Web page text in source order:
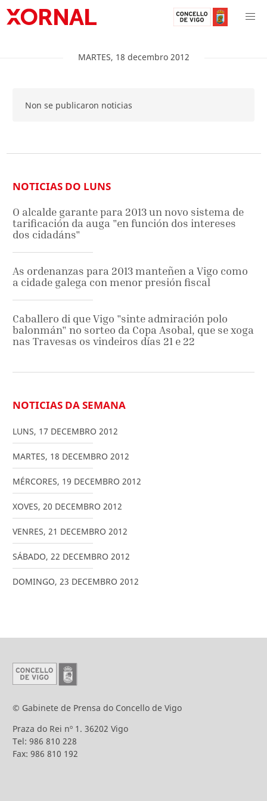
MARTES, 18 decembro 2012
Non se publicaron noticias
NOTICIAS DO LUNS
O alcalde garante para 2013 un novo sistema de
tarificación da auga "en función dos intereses
dos cidadáns"
As ordenanzas para 2013 manteñen a Vigo como
a cidade galega con menor presión fiscal
Caballero di que Vigo "sinte admiración polo
balonmán" no sorteo da Copa Asobal, que se xoga
nas Travesas os vindeiros días 21 e 22
NOTICIAS DA SEMANA
LUNS, 17 DECEMBRO 2012
MARTES, 18 DECEMBRO 2012
MÉRCORES, 19 DECEMBRO 2012
XOVES, 20 DECEMBRO 2012
VENRES, 21 DECEMBRO 2012
SÁBADO, 22 DECEMBRO 2012
DOMINGO, 23 DECEMBRO 2012
© Gabinete de Prensa do Concello de Vigo
Praza do Rei nº 1. 36202 Vigo
Tel: 986 810 228
Fax: 986 810 192